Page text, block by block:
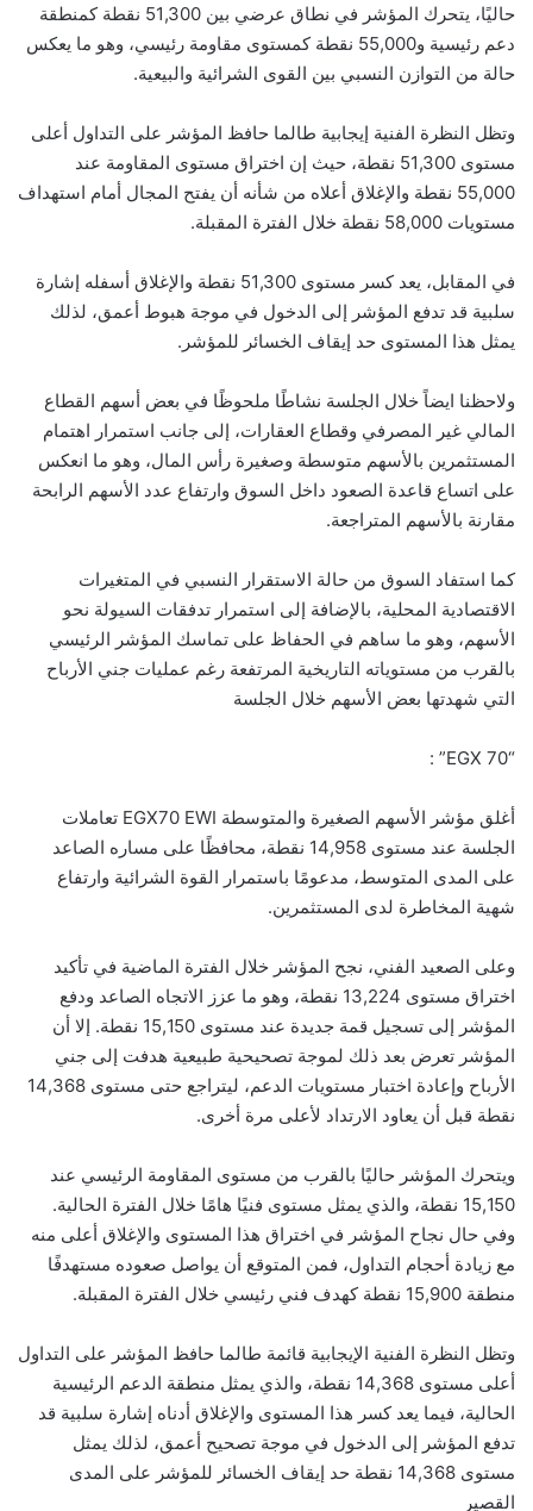
حاليًا، يتحرك المؤشر في نطاق عرضي بين 51,300 نقطة كمنطقة
دعم رئيسية و55,000 نقطة كمستوى مقاومة رئيسي، وهو ما يعكس
حالة من التوازن النسبي بين القوى الشرائية والبيعية.
وتظل النظرة الفنية إيجابية طالما حافظ المؤشر على التداول أعلى
مستوى 51,300 نقطة، حيث إن اختراق مستوى المقاومة عند
55,000 نقطة والإغلاق أعلاه من شأنه أن يفتح المجال أمام استهداف
مستويات 58,000 نقطة خلال الفترة المقبلة.
في المقابل، يعد كسر مستوى 51,300 نقطة والإغلاق أسفله إشارة
سلبية قد تدفع المؤشر إلى الدخول في موجة هبوط أعمق، لذلك
يمثل هذا المستوى حد إيقاف الخسائر للمؤشر.
ولاحظنا ايضاً خلال الجلسة نشاطًا ملحوظًا في بعض أسهم القطاع
المالي غير المصرفي وقطاع العقارات، إلى جانب استمرار اهتمام
المستثمرين بالأسهم متوسطة وصغيرة رأس المال، وهو ما انعكس
على اتساع قاعدة الصعود داخل السوق وارتفاع عدد الأسهم الرابحة
مقارنة بالأسهم المتراجعة.
كما استفاد السوق من حالة الاستقرار النسبي في المتغيرات
الاقتصادية المحلية، بالإضافة إلى استمرار تدفقات السيولة نحو
الأسهم، وهو ما ساهم في الحفاظ على تماسك المؤشر الرئيسي
بالقرب من مستوياته التاريخية المرتفعة رغم عمليات جني الأرباح
التي شهدتها بعض الأسهم خلال الجلسة
“EGX 70” :
أغلق مؤشر الأسهم الصغيرة والمتوسطة EGX70 EWI تعاملات
الجلسة عند مستوى 14,958 نقطة، محافظًا على مساره الصاعد
على المدى المتوسط، مدعومًا باستمرار القوة الشرائية وارتفاع
شهية المخاطرة لدى المستثمرين.
وعلى الصعيد الفني، نجح المؤشر خلال الفترة الماضية في تأكيد
اختراق مستوى 13,224 نقطة، وهو ما عزز الاتجاه الصاعد ودفع
المؤشر إلى تسجيل قمة جديدة عند مستوى 15,150 نقطة. إلا أن
المؤشر تعرض بعد ذلك لموجة تصحيحية طبيعية هدفت إلى جني
الأرباح وإعادة اختبار مستويات الدعم، ليتراجع حتى مستوى 14,368
نقطة قبل أن يعاود الارتداد لأعلى مرة أخرى.
ويتحرك المؤشر حاليًا بالقرب من مستوى المقاومة الرئيسي عند
15,150 نقطة، والذي يمثل مستوى فنيًا هامًا خلال الفترة الحالية.
وفي حال نجاح المؤشر في اختراق هذا المستوى والإغلاق أعلى منه
مع زيادة أحجام التداول، فمن المتوقع أن يواصل صعوده مستهدفًا
منطقة 15,900 نقطة كهدف فني رئيسي خلال الفترة المقبلة.
وتظل النظرة الفنية الإيجابية قائمة طالما حافظ المؤشر على التداول
أعلى مستوى 14,368 نقطة، والذي يمثل منطقة الدعم الرئيسية
الحالية، فيما يعد كسر هذا المستوى والإغلاق أدناه إشارة سلبية قد
تدفع المؤشر إلى الدخول في موجة تصحيح أعمق، لذلك يمثل
مستوى 14,368 نقطة حد إيقاف الخسائر للمؤشر على المدى
القصير